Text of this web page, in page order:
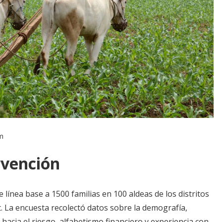
línea base a 1500 familias en 100 aldeas de los distritos
La encuesta recolectó datos sobre la demografía,